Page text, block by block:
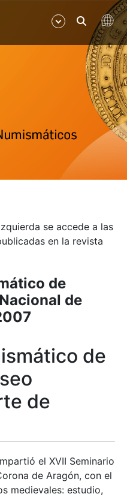
se accede a las
en la revista
de
de
de
de
el XVII Seminario
de Aragón, con el
medievales: estudio,